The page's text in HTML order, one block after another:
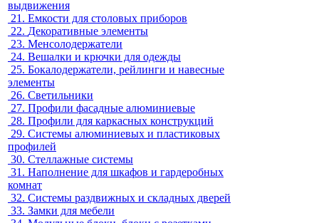
выдвижения
21. Емкости для столовых приборов
22. Декоративные элементы
23. Менсолодержатели
24. Вешалки и крючки для одежды
25. Бокалодержатели, рейлинги и навесные
элементы
26. Светильники
27. Профили фасадные алюминиевые
28. Профили для каркасных конструкций
29. Системы алюминиевых и пластиковых
профилей
30. Стеллажные системы
31. Наполнение для шкафов и гардеробных
комнат
32. Системы раздвижных и складных дверей
33. Замки для мебели